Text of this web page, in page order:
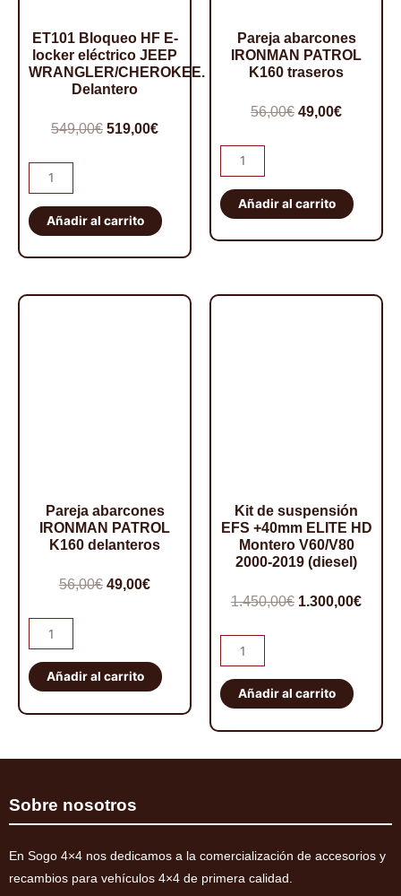
ET101 Bloqueo HF E-
locker eléctrico JEEP
WRANGLER/CHEROKEE.
Delantero
549,00€ El
era:
549,00€.
519,00€El
519,00€.
ET101
Bloqueo
HF
E-
locker
Añadir al carrito
Pareja abarcones
IRONMAN PATROL
K160 traseros
56,00€ El
era:
56,00€.
49,00€El
es:
49,00€.
Pareja
abarcones
IRONMAN
PATROL
K160
Añadir al carrito
Pareja abarcones
IRONMAN PATROL
K160 delanteros
56,00€ El
era:
56,00€.
49,00€El
es:
49,00€.
Pareja
abarcones
IRONMAN
PATROL
K160
cantidad
Añadir al carrito
Kit de suspensión
EFS +40mm ELITE HD
Montero V60/V80
2000-2019 (diesel)
1.450,00€ El
era:
1.450,00€.
1.300,00€El
de
suspensión
EFS
+40mm
ELITE
V60/V80
Añadir al carrito
Sobre nosotros
En Sogo 4×4 nos dedicamos a la comercialización de accesorios y
recambios para vehículos 4×4 de primera calidad.